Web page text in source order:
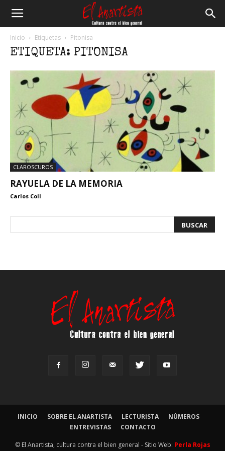
Inicio Etiquetas Pitonisa
ETIQUETA: PITONISA
CLAROSCUROS
RAYUELA DE LA MEMORIA
Carlos Coll
INICIO SOBRE EL ANARTISTA LECTURISTA
NÚMEROS
ENTREVISTAS
CONTACTO
© El Anartista, cultura contra el bien general - Sitio Web: Perla Rojas